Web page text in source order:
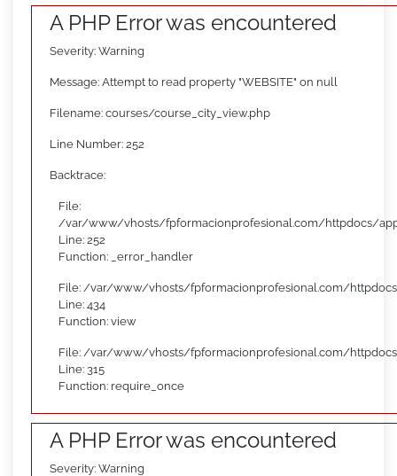
A PHP Error was encountered
Severity: Warning
Message: Attempt to read property "WEBSITE" on null
Filename: courses/course_city_view.php
Line Number: 252
Backtrace:
File:
/var/www/vhosts/fpformacionprofesional.com/httpdocs/
Line: 252
Function: _error_handler
File: /var/www/vhosts/fpformacionprofesional.com/
Line: 434
Function: view
File: /var/www/vhosts/fpformacionprofesional.com/
Line: 315
Function: require_once
A PHP Error was encountered
Severity: Warning